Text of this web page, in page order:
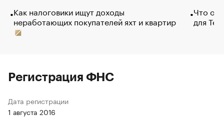
Как налоговики ищут доходы
неработающих покупателей яхт и квартир
Что
для
Регистрация ФНС
Дата регистрации
1 августа 2016